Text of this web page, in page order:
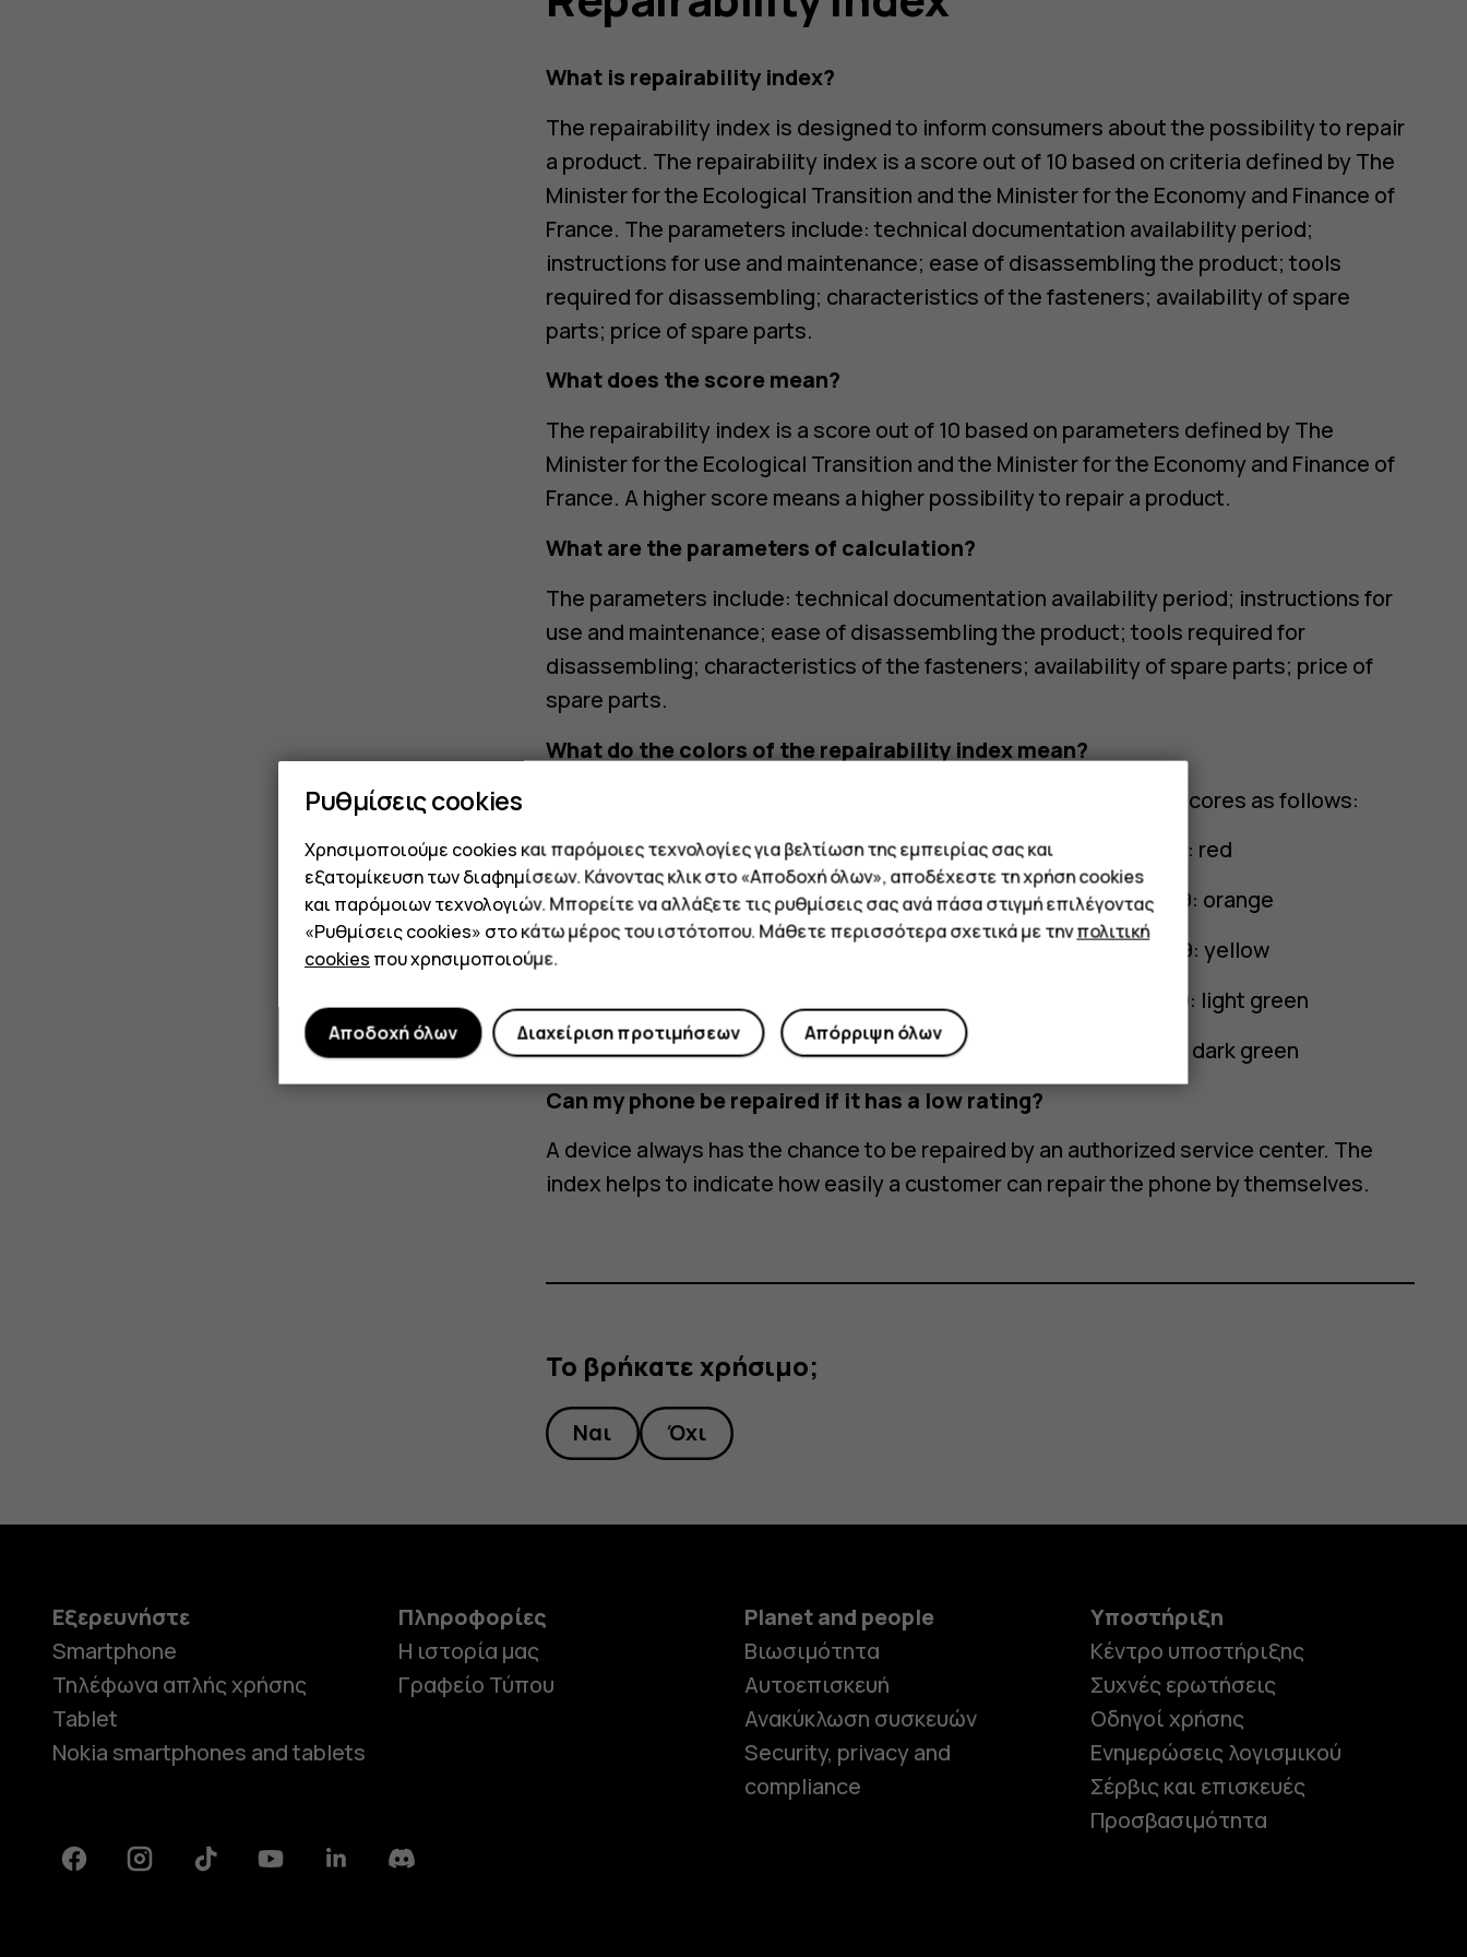
What is repairability index?
The repairability index is designed to inform consumers about the possibility to repair
a product. The repairability index is a score out of 10 based on criteria defined by The
Minister for the Ecological Transition and the Minister for the Economy and Finance of
France. The parameters include: technical documentation availability period;
instructions for use and maintenance; ease of disassembling the product; tools
required for disassembling; characteristics of the fasteners; availability of spare
parts; price of spare parts.
What does the score mean?
The repairability index is a score out of 10 based on parameters defined by The
Minister for the Ecological Transition and the Minister for the Economy and Finance of
France. A higher score means a higher possibility to repair a product.
What are the parameters of calculation?
The parameters include: technical documentation availability period; instructions for
use and maintenance; ease of disassembling the product; tools required for
disassembling; characteristics of the fasteners; availability of spare parts; price of
spare parts.
What do the colors of the repairability index mean?
Colors are used to indicate index scores. The colors equate to scores as follows:
Score greater than or equal to 0 and less than or equal to 1.9: red
Score greater than or equal to 2 and less than or equal to 3.9: orange
Score greater than or equal to 4 and less than or equal to 5.9: yellow
Score greater than or equal to 6 and less than or equal to 7.9: light green
Score greater than or equal to 8 and less than or equal to 10: dark green
Can my phone be repaired if it has a low rating?
A device always has the chance to be repaired by an authorized service center. The
index helps to indicate how easily a customer can repair the phone by themselves.
Το βρήκατε χρήσιμο;
Ναι Όχι
Εξερευνήστε
Smartphone
Τηλέφωνα απλής χρήσης
Tablet
Nokia smartphones and tablets
Πληροφορίες
Η ιστορία μας
Γραφείο Τύπου
Planet and people
Βιωσιμότητα
Αυτοεπισκευή
Ανακύκλωση συσκευών
Security, privacy and
compliance
Υποστήριξη
Κέντρο υποστήριξης
Συχνές ερωτήσεις
Οδηγοί χρήσης
Ενημερώσεις λογισμικού
Σέρβις και επισκευές
Προσβασιμότητα
FacebookInstagramTiktok YoutubeLinkedinDiscord
Ρυθμίσεις cookies
Χρησιμοποιούμε cookies και παρόμοιες τεχνολογίες για βελτίωση της εμπειρίας σας και
εξατομίκευση των διαφημίσεων. Κάνοντας κλικ στο «Αποδοχή όλων», αποδέχεστε τη χρήση cookies
και παρόμοιων τεχνολογιών. Μπορείτε να αλλάξετε τις ρυθμίσεις σας ανά πάσα στιγμή επιλέγοντας
«Ρυθμίσεις cookies» στο κάτω μέρος του ιστότοπου. Μάθετε περισσότερα σχετικά με τηνπολιτική
cookies που χρησιμοποιούμε.
Απόρριψη όλων
Διαχείριση προτιμήσεων
Αποδοχή όλων